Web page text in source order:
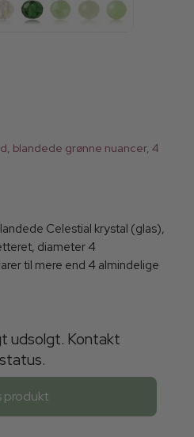
blandede grønne nuancer, 4
Celestial krystal (glas),
diameter 4
til mere end 4 almindelige
udsolgt. Kontakt
produkt